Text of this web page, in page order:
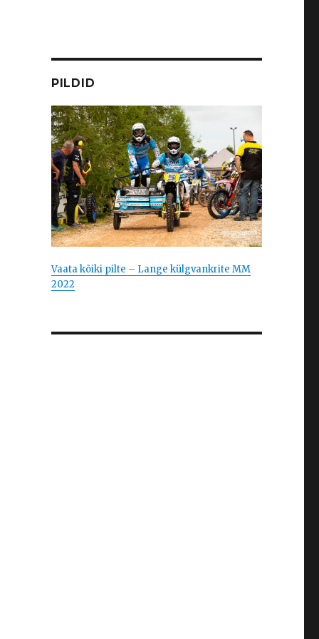
PILDID
Vaata kõiki pilte – Lange külgvankrite MM
2022